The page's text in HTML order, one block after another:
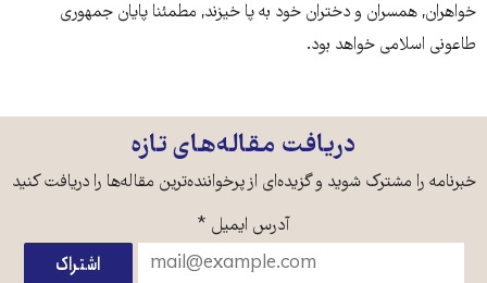
خواهران, همسران و دختران خود به پا خیزند, مطمئنا پایان جمهوری
طاعونی اسلامی خواهد بود.
دریافت مقاله‌های تازه
خبرنامه را مشترک شوید و گزیده‌ای از پرخواننده‌ترین مقاله‌ها را دریافت کنید
آدرس ایمیل *